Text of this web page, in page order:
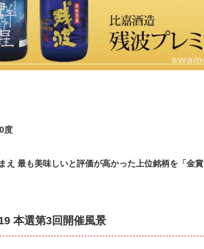
度
え 最も美味しいと評価が高かった上位銘柄を「金賞
本選第3回開催風景